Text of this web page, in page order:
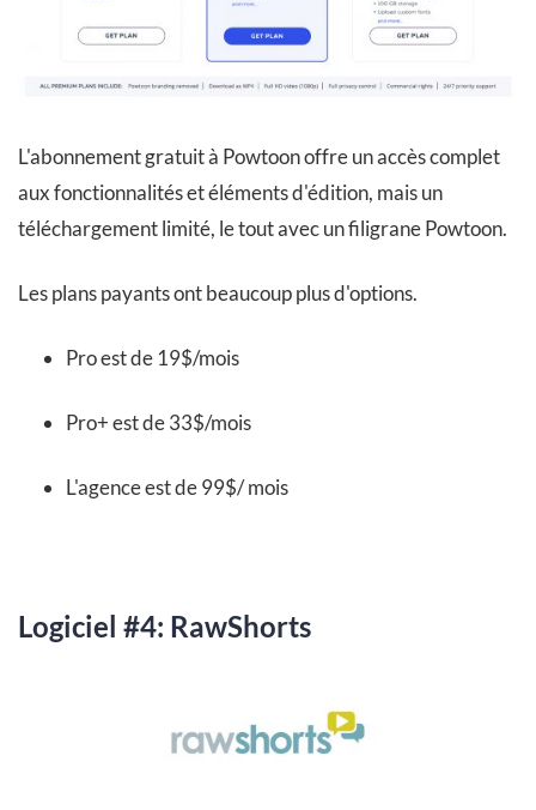
L'abonnement gratuit à Powtoon offre un accès complet
aux fonctionnalités et éléments d'édition, mais un
téléchargement limité, le tout avec un filigrane Powtoon.
Les plans payants ont beaucoup plus d'options.
Pro est de 19$/mois
Pro+ est de 33$/mois
L'agence est de 99$/ mois
Logiciel #4: RawShorts